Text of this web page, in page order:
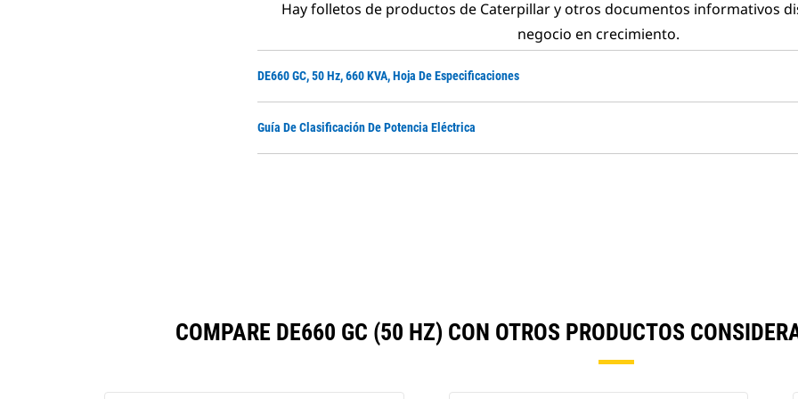
Hay folletos de productos de Caterpillar y otros documentos informativos
negocio en crecimiento.
DE660 GC, 50 Hz, 660 KVA, Hoja De Especificaciones
Guía De Clasificación De Potencia Eléctrica
COMPARE DE660 GC (50 HZ) CON OTROS PRODUCTOS